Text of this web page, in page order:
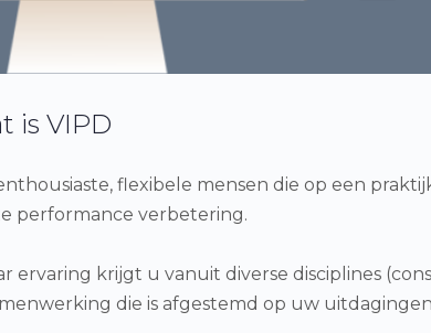
is VIPD
flexibele mensen die op een
performance verbetering.
ervaring krijgt u vanuit diverse disciplines
die is afgestemd op uw